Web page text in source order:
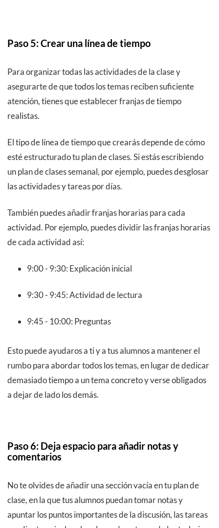
Paso 5: Crear una línea de tiempo
Para organizar todas las actividades de la clase y
asegurarte de que todos los temas reciben suficiente
atención, tienes que establecer franjas de tiempo
realistas.
El tipo de línea de tiempo que crearás depende de cómo
esté estructurado tu plan de clases. Si estás escribiendo
un plan de clases semanal, por ejemplo, puedes desglosar
las actividades y tareas por días.
También puedes añadir franjas horarias para cada
actividad. Por ejemplo, puedes dividir las franjas horarias
de cada actividad así:
9:00 - 9:30: Explicación inicial
9:30 - 9:45: Actividad de lectura
9:45 - 10:00: Preguntas
Esto puede ayudaros a ti y a tus alumnos a mantener el
rumbo para abordar todos los temas, en lugar de dedicar
demasiado tiempo a un tema concreto y verse obligados
a dejar de lado los demás.
Paso 6: Deja espacio para añadir notas y
comentarios
No te olvides de añadir una sección vacía en tu plan de
clase, en la que tus alumnos puedan tomar notas y
apuntar los puntos importantes de la discusión, las tareas